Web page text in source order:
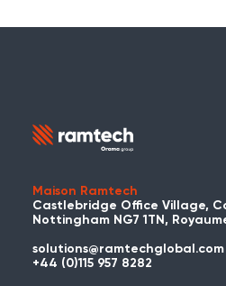
Maison Ramtech
Castlebridge Office Village,
Nottingham NG7 1TN,
solutions@ramtechglobal.com
+44 (0)115 957 8282